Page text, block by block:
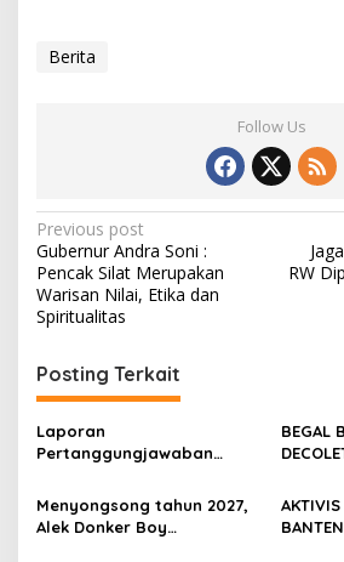
Berita
Follow Us
Post
navigation
Previous post
Gubernur Andra Soni :
Pencak Silat Merupakan
Warisan Nilai, Etika dan
Spiritualitas
RW
Posting Terkait
Laporan
Pertanggungjawaban
Panitia Milad KKPMP ke-15
Resmi Ditutup
BEGAL
TEGAS
Menyongsong tahun 2027,
Alek Donker Boy
AKTIVIS